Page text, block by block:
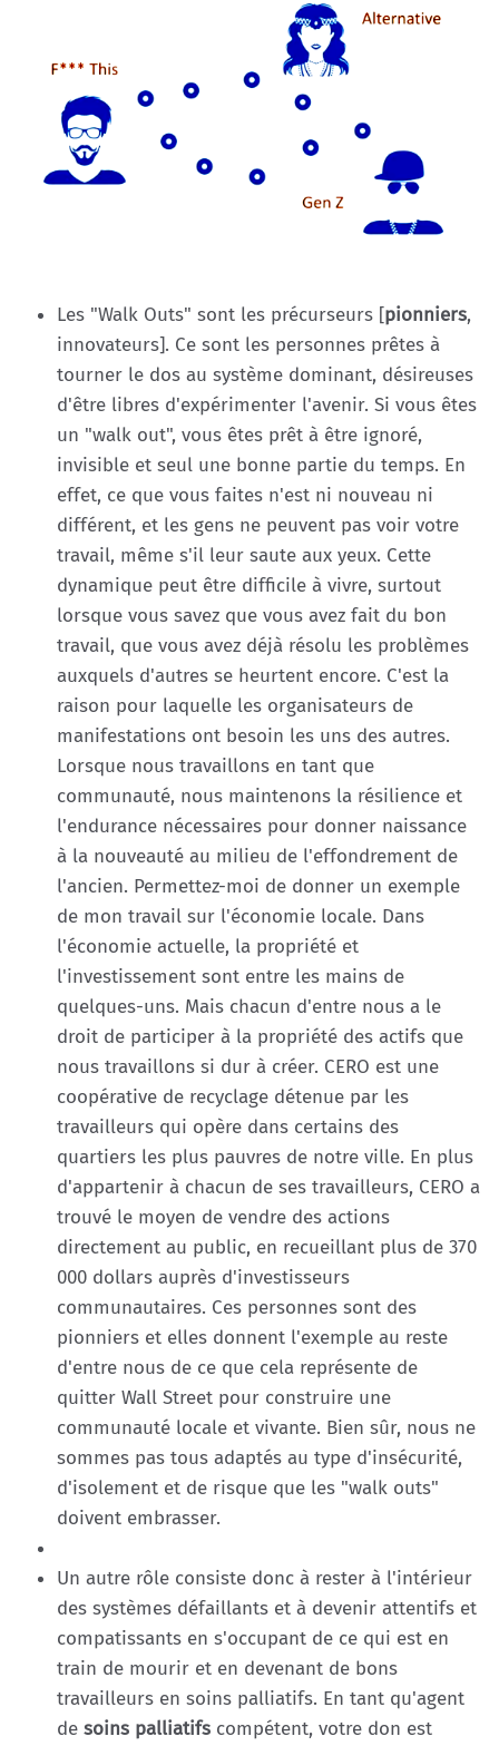
Les "Walk Outs" sont les précurseurs [pionniers,
innovateurs]. Ce sont les personnes prêtes à
tourner le dos au système dominant, désireuses
d'être libres d'expérimenter l'avenir. Si vous êtes
un "walk out", vous êtes prêt à être ignoré,
invisible et seul une bonne partie du temps. En
effet, ce que vous faites n'est ni nouveau ni
différent, et les gens ne peuvent pas voir votre
travail, même s'il leur saute aux yeux. Cette
dynamique peut être difficile à vivre, surtout
lorsque vous savez que vous avez fait du bon
travail, que vous avez déjà résolu les problèmes
auxquels d'autres se heurtent encore. C'est la
raison pour laquelle les organisateurs de
manifestations ont besoin les uns des autres.
Lorsque nous travaillons en tant que
communauté, nous maintenons la résilience et
l'endurance nécessaires pour donner naissance
à la nouveauté au milieu de l'effondrement de
l'ancien. Permettez-moi de donner un exemple
de mon travail sur l'économie locale. Dans
l'économie actuelle, la propriété et
l'investissement sont entre les mains de
quelques-uns. Mais chacun d'entre nous a le
droit de participer à la propriété des actifs que
nous travaillons si dur à créer. CERO est une
coopérative de recyclage détenue par les
travailleurs qui opère dans certains des
quartiers les plus pauvres de notre ville. En plus
d'appartenir à chacun de ses travailleurs, CERO a
trouvé le moyen de vendre des actions
directement au public, en recueillant plus de 370
000 dollars auprès d'investisseurs
communautaires. Ces personnes sont des
pionniers et elles donnent l'exemple au reste
d'entre nous de ce que cela représente de
quitter Wall Street pour construire une
communauté locale et vivante. Bien sûr, nous ne
sommes pas tous adaptés au type d'insécurité,
d'isolement et de risque que les "walk outs"
doivent embrasser.
Un autre rôle consiste donc à rester à l'intérieur
des systèmes défaillants et à devenir attentifs et
compatissants en s'occupant de ce qui est en
train de mourir et en devenant de bons
travailleurs en soins palliatifs. En tant qu'agent
de soins palliatifs compétent, votre don est